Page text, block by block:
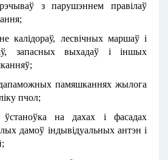
з парушэннем правілаў
калідораў, лесвічных маршаў і
запасных выхадаў і іншых
памяшканнях жылога
пчол;
ўстаноўка на дахах і фасадах
дамоў індывідуальных антэн і